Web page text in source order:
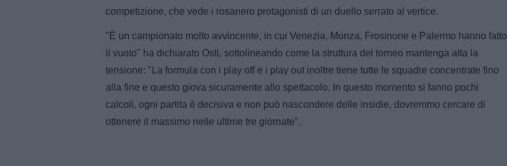
competizione, che vede i rosanero protagonisti di un duello serrato al vertice.
"È un campionato molto avvincente, in cui Venezia, Monza, Frosinone e Palermo hanno fatto
il vuoto" ha dichiarato Osti, sottolineando come la struttura del torneo mantenga alta la
tensione: "La formula con i play off e i play out inoltre tiene tutte le squadre concentrate fino
alla fine e questo giova sicuramente allo spettacolo. In questo momento si fanno pochi
calcoli, ogni partita è decisiva e non può nascondere delle insidie, dovremmo cercare di
ottenere il massimo nelle ultime tre giornate".